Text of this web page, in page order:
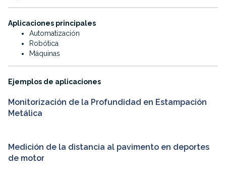
·
Aplicaciones principales
Automatización
Robótica
Máquinas
·
Ejemplos de aplicaciones
Monitorización de la Profundidad en Estampación
Metálica
Medición de la distancia al pavimento en deportes
de motor